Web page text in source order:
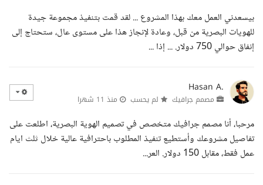
بيسعدني العمل معك بهذا المشروع ... لقد قمت بتنفيذ مجموعة جيدة
للهويات البصرية من قبل، وعادة لإنجاز هذا على مستوى عال، ستحتاج إلى
إنفاق حوالي 750 دولار. ... إذا ...
Hasan A.
مصمم جرافيك لم يحسب منذ 11 شهرا
مرحبا، أنا مصمم جرافيك متخصص في تصميم الهوية البصرية، اطلعت على
تفاصيل مشروعك وأستطيع تنفيذ المطلوب باحترافية عالية خلال ثلث ايام
عمل فقط، مقابل 150 دولار. العر...